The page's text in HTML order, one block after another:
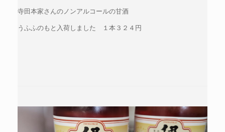
寺田本家さんのノンアルコールの甘酒
うふふのもと入荷しました １本３２４円